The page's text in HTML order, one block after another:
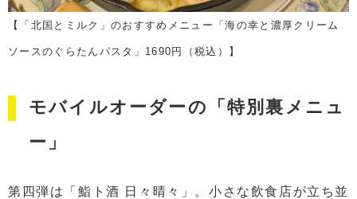
【「北国とミルク」のおすすめメニュー「海の幸と濃厚クリーム
ソースのぐらたんパスタ」1690円（税込）】
モバイルオーダーの「特別裏メニュ
ー」
第四弾は「鮨ト酒 日々晴々」。小さな飲食店が立ち並